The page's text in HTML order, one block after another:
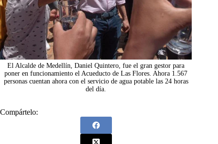
El Alcalde de Medellín, Daniel Quintero, fue el gran gestor para
poner en funcionamiento el Acueducto de Las Flores. Ahora 1.567
personas cuentan ahora con el servicio de agua potable las 24 horas
del día.
Compártelo: